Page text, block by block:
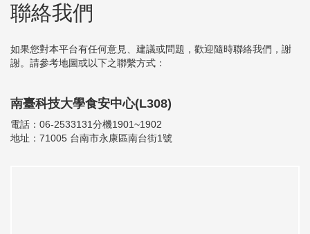
聯絡我們
如果您對本平台有任何意見、建議或問題，歡迎隨時聯絡我們，謝
謝。請參考地圖或以下之聯繫方式：
南臺科技大學食安中心(L308)
電話：06-2533131分機1901~1902
地址：71005 台南市永康區南台街1號